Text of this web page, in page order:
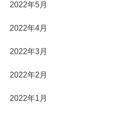
2022年5月
2022年4月
2022年3月
2022年2月
2022年1月